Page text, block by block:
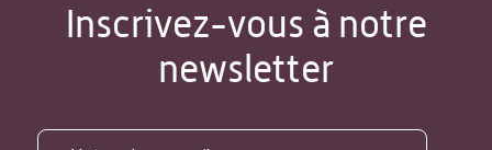
Inscrivez-vous à notre
newsletter